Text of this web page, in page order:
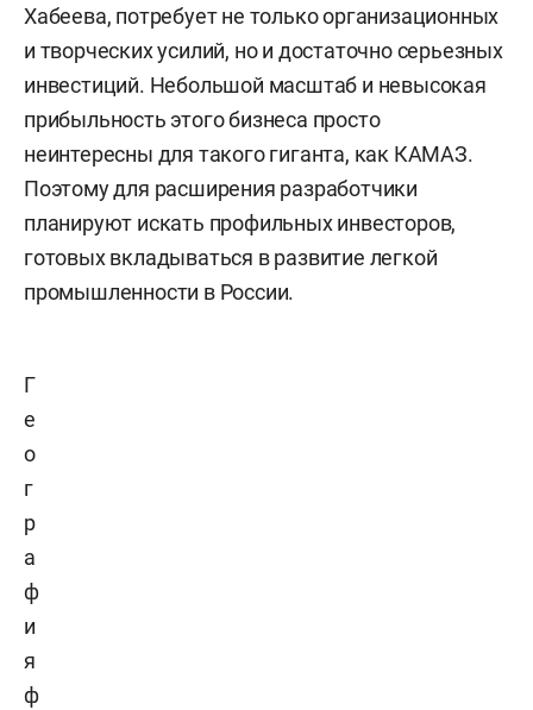
Хабеева, потребует не только организационных
и творческих усилий, но и достаточно серьезных
инвестиций. Небольшой масштаб и невысокая
прибыльность этого бизнеса просто
неинтересны для такого гиганта, как КАМАЗ.
Поэтому для расширения разработчики
планируют искать профильных инвесторов,
готовых вкладываться в развитие легкой
промышленности в России.
Г
е
о
г
р
а
ф
и
я
ф